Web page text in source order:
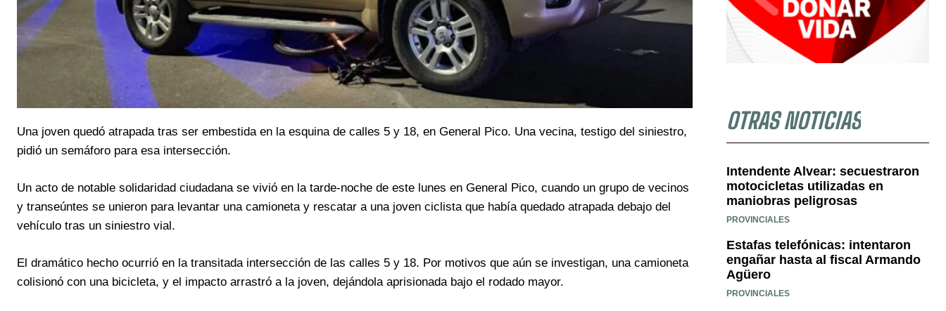
Una joven quedó atrapada tras ser embestida en la esquina de calles 5 y 18, en General Pico. Una vecina, testigo del siniestro,
pidió un semáforo para esa intersección.
Un acto de notable solidaridad ciudadana se vivió en la tarde-noche de este lunes en General Pico, cuando un grupo de vecinos
y transeúntes se unieron para levantar una camioneta y rescatar a una joven ciclista que había quedado atrapada debajo del
vehículo tras un siniestro vial.
El dramático hecho ocurrió en la transitada intersección de las calles 5 y 18. Por motivos que aún se investigan, una camioneta
colisionó con una bicicleta, y el impacto arrastró a la joven, dejándola aprisionada bajo el rodado mayor.
OTRAS NOTICIAS
Intendente Alvear: secuestraron
motocicletas utilizadas en
maniobras peligrosas
PROVINCIALES
Estafas telefónicas: intentaron
engañar hasta al fiscal Armando
Agüero
PROVINCIALES